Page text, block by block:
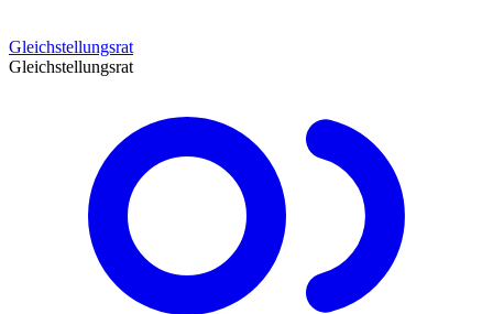
Gleichstellungsrat
Gleichstellungsrat